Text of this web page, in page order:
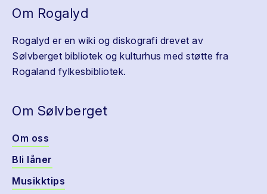
Om Rogalyd
Rogalyd er en wiki og diskografi drevet av
Sølvberget bibliotek og kulturhus med støtte fra
Rogaland fylkesbibliotek.
Om Sølvberget
Om oss
Bli låner
Musikktips